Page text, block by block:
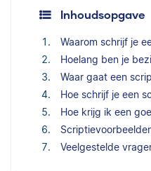
Inhoudsopgave
Waarom schrijf je
Hoelang ben je
Waar gaat een
Hoe schrijf je een
Hoe krijg ik een
Veelgestelde